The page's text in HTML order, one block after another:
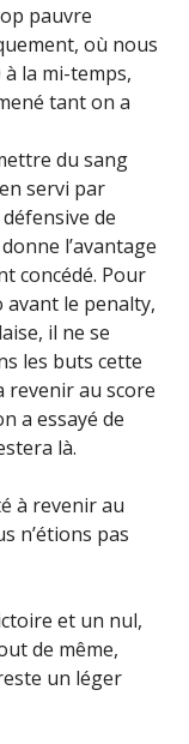
pauvre
où nous
à la mi-temps,
tant on a
du sang
servi par
de
l’avantage
concédé. Pour
avant le penalty,
il ne se
les buts cette
revenir au score
a essayé de
là.
à revenir au
n’étions pas
et un nul,
de même,
un léger